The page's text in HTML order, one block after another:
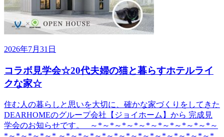
2026年7月31日
コラボ見学会☆20代夫婦の猫と暮らすホテルライ
クな家☆
住む人の暮らしと思いを大切に、確かな家づくりをしてきた
DEARHOMEのグループ会社【ジョイホーム】から 完成見
学会のお知らせです。 ～*～*～*～*～*～*～*～*～*～*～